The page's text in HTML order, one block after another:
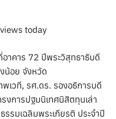
today
าคาร 72 ปีพระวิสุทธาธิบดี
น้อย จังหวัด
เวที, รศ.ดร. รองอธิการบดี
งการปฐมนิเทศนิสิตทุนเล่า
รมเฉลิมพระเกียรติ ประจำปี